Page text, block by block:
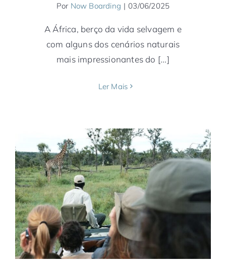
Por Now Boarding | 03/06/2025
A África, berço da vida selvagem e
com alguns dos cenários naturais
mais impressionantes do [...]
Ler Mais
Parceria com Airlink faz Latam voar para
4 novos destinos na África
África Companhias Aéreas Latam
Moçambique Namíbia Notícias
Zimbábue